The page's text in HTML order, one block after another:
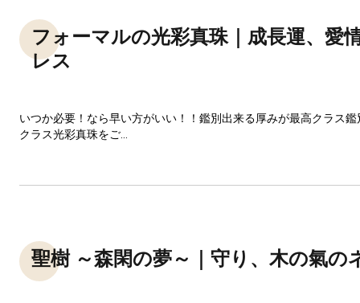
フォーマルの光彩真珠｜成長運、愛
レス
いつか必要！なら早い方がいい！！鑑別出来る厚みが最高クラス
クラス光彩真珠をご...
聖樹 ～森閑の夢～｜守り、木の氣の